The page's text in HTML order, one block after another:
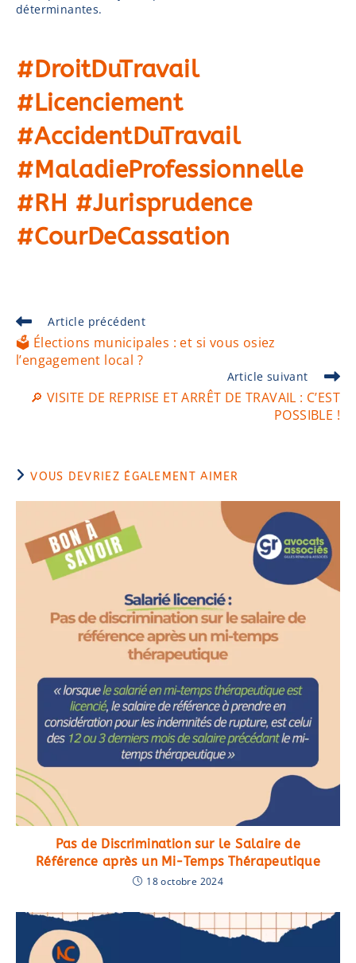
déterminantes.
#DroitDuTravail
#Licenciement
#AccidentDuTravail
#MaladieProfessionnelle
#RH #Jurisprudence
#CourDeCassation
Article précédent
🗳️ Élections municipales : et si vous osiez
l’engagement local ?
Article suivant
🔎 VISITE DE REPRISE ET ARRÊT DE TRAVAIL : C’EST
POSSIBLE !
VOUS DEVRIEZ ÉGALEMENT AIMER
Pas de Discrimination sur le Salaire de
Référence après un Mi-Temps Thérapeutique
18 octobre 2024